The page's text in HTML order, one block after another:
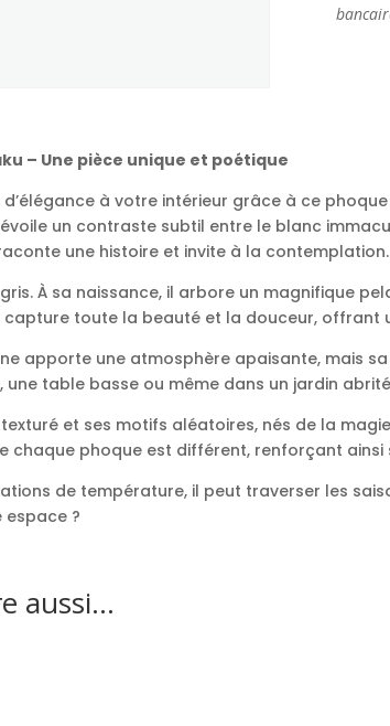
– Une pièce unique et poétique
à votre intérieur grâce à ce
un contraste subtil entre le blanc
une histoire et invite à la contemplation.
À sa naissance, il arbore un magnifique
capture toute la beauté et la douceur,
apporte une atmosphère apaisante, mais
une table basse ou même dans un jardin
et ses motifs aléatoires, nés de la
phoque est différent, renforçant ainsi
de température, il peut traverser les
espace ?
aussi…